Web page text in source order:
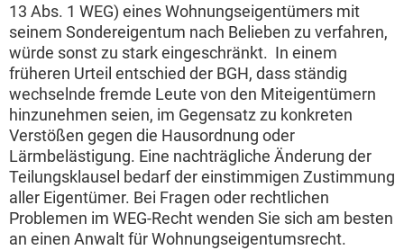
13 Abs. 1 WEG) eines Wohnungseigentümers mit
seinem Sondereigentum nach Belieben zu verfahren,
würde sonst zu stark eingeschränkt. In einem
früheren Urteil entschied der BGH, dass ständig
wechselnde fremde Leute von den Miteigentümern
hinzunehmen seien, im Gegensatz zu konkreten
Verstößen gegen die Hausordnung oder
Lärmbelästigung. Eine nachträgliche Änderung der
Teilungsklausel bedarf der einstimmigen Zustimmung
aller Eigentümer. Bei Fragen oder rechtlichen
Problemen im WEG-Recht wenden Sie sich am besten
an einen Anwalt für Wohnungseigentumsrecht.